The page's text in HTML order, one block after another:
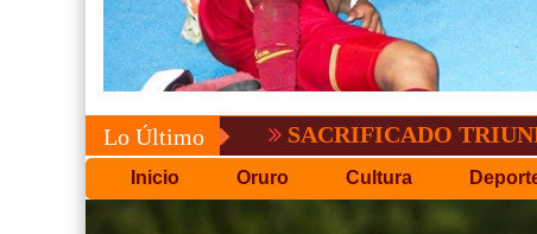
Lo ÚltimoSACRIFICADO TRIUNFO DE
Inicio Oruro Cultura